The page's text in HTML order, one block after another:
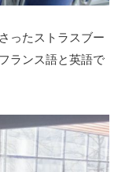
ったストラスブー
ランス語と英語で